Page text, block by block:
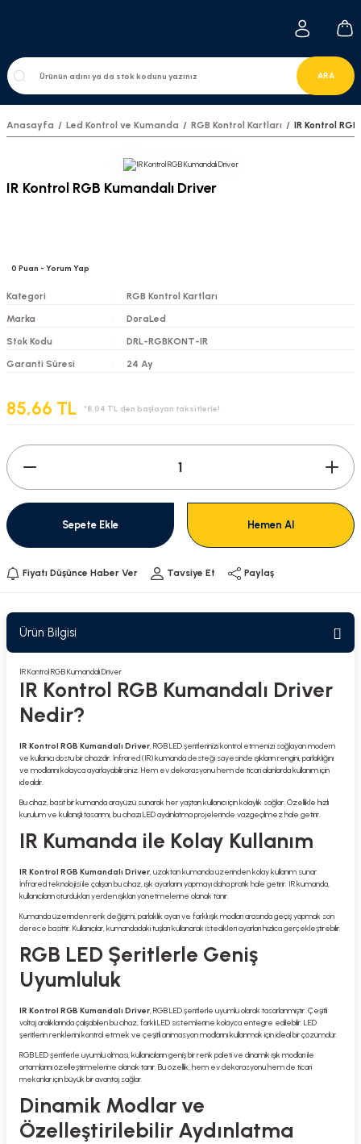
ARA
Anasayfa Led Kontrol ve Kumanda RGB Kontrol Kartları IR Kontrol
IR Kontrol RGB Kumandalı Driver
0 Puan - Yorum Yap
Kategori
RGB Kontrol Kartları
Marka
DoraLed
Stok Kodu
DRL-RGBKONT-IR
Garanti Süresi
24 Ay
85,66 TL *8,04 TL den başlayan taksitlerle!
Sepete Ekle Hemen Al
Fiyatı Düşünce Haber Ver Tavsiye Et Paylaş
Ürün Bilgisi
IR Kontrol RGB Kumandalı Driver
IR Kontrol RGB Kumandalı Driver
Nedir?
IR Kontrol RGB Kumandalı Driver, RGB LED şeritlerinizi kontrol etmenizi sağlayan modern
ve kullanıcı dostu bir cihazdır. İnfrared (IR) kumanda desteği sayesinde ışıkların rengini, parlaklığını
ve modlarını kolayca ayarlayabilirsiniz. Hem ev dekorasyonu hem de ticari alanlarda kullanım için
idealdir.
Bu cihaz, basit bir kumanda arayüzü sunarak her yaştan kullanıcı için kolaylık sağlar. Özellikle hızlı
kurulum ve kullanışlı tasarımı, bu cihazı LED aydınlatma projelerinde vazgeçilmez hale getirir.
IR Kumanda ile Kolay Kullanım
IR Kontrol RGB Kumandalı Driver, uzaktan kumanda üzerinden kolay kullanım sunar.
İnfrared teknolojisi ile çalışan bu cihaz, ışık ayarlarını yapmayı daha pratik hale getirir. IR kumanda,
kullanıcıların oturdukları yerden ışıkları yönetmelerine olanak tanır.
Kumanda üzerinden renk değişimi, parlaklık ayarı ve farklı ışık modları arasında geçiş yapmak son
derece basittir. Kullanıcılar, kumandadaki tuşları kullanarak istedikleri ayarları hızlıca gerçekleştirebilir.
RGB LED Şeritlerle Geniş
Uyumluluk
IR Kontrol RGB Kumandalı Driver, RGB LED şeritlerle uyumlu olarak tasarlanmıştır. Çeşitli
voltaj aralıklarında çalışabilen bu cihaz, farklı LED sistemlerine kolayca entegre edilebilir. LED
şeritlerin renklerini kontrol etmek ve çeşitli animasyon modlarını kullanmak için ideal bir çözümdür.
RGB LED şeritlerle uyumlu olması, kullanıcıların geniş bir renk paleti ve dinamik ışık modları ile
ortamlarını özelleştirmelerine olanak tanır. Bu özellik, hem ev dekorasyonu hem de ticari
mekanlar için büyük bir avantaj sağlar.
Dinamik Modlar ve
Özelleştirilebilir Aydınlatma